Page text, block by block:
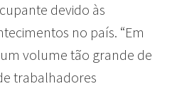
devido às
no país. “Em
volume tão grande de
trabalhadores